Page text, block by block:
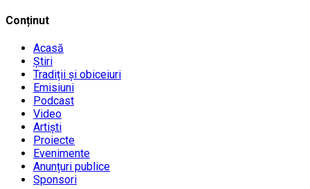
Conținut
Acasă
Știri
Tradiții și obiceiuri
Emisiuni
Podcast
Video
Artiști
Proiecte
Evenimente
Anunțuri publice
Sponsori